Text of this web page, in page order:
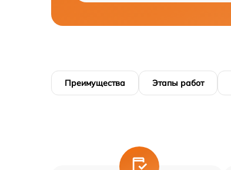
Преимущества Этапы работ